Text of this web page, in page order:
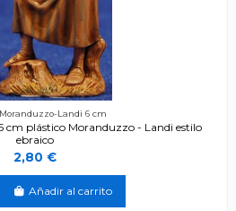
Landi 6 cm
cm plástico Moranduzzo - Landi estilo
ebraico
2,80 €
Añadir al carrito